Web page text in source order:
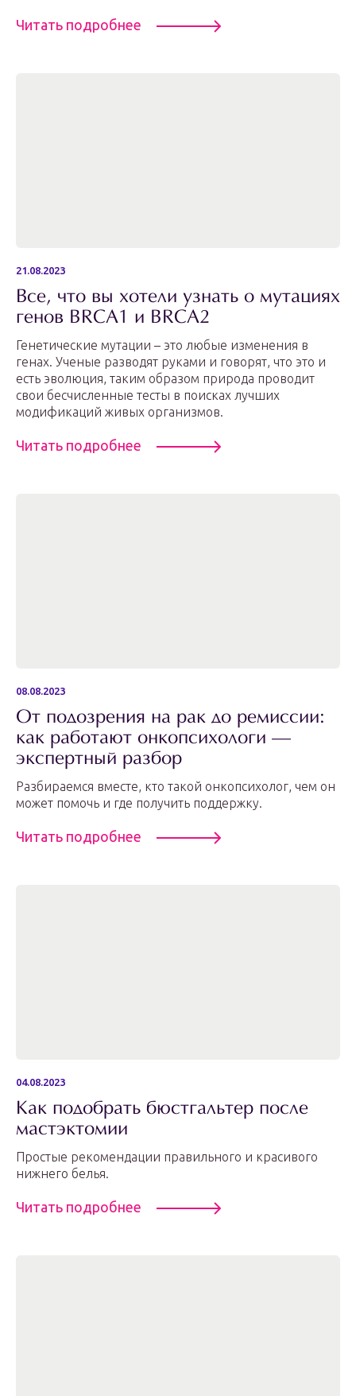
Читать подробнее
21.08.2023
Все, что вы хотели узнать о мутациях
генов BRCA1 и BRCA2
Генетические мутации – это любые изменения в
генах. Ученые разводят руками и говорят, что это и
есть эволюция, таким образом природа проводит
свои бесчисленные тесты в поисках лучших
модификаций живых организмов.
Читать подробнее
08.08.2023
От подозрения на рак до ремиссии:
как работают онкопсихологи —
экспертный разбор
Разбираемся вместе, кто такой онкопсихолог, чем он
может помочь и где получить поддержку.
Читать подробнее
04.08.2023
Как подобрать бюстгальтер после
мастэктомии
Простые рекомендации правильного и красивого
нижнего белья.
Читать подробнее